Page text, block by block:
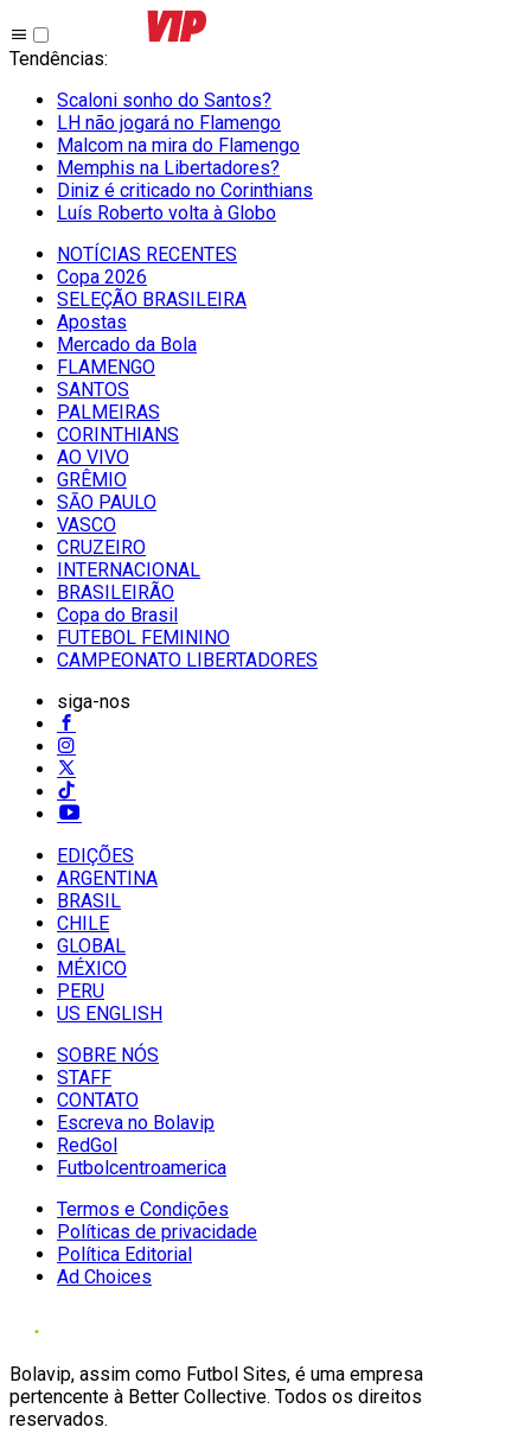
Tendências:
Scaloni sonho do Santos?
LH não jogará no Flamengo
Malcom na mira do Flamengo
Memphis na Libertadores?
Diniz é criticado no Corinthians
Luís Roberto volta à Globo
NOTÍCIAS RECENTES
Copa 2026
SELEÇÃO BRASILEIRA
Apostas
Mercado da Bola
FLAMENGO
SANTOS
PALMEIRAS
CORINTHIANS
AO VIVO
GRÊMIO
SĀO PAULO
VASCO
CRUZEIRO
INTERNACIONAL
BRASILEIRÃO
Copa do Brasil
FUTEBOL FEMININO
CAMPEONATO LIBERTADORES
siga-nos
EDIÇÕES
ARGENTINA
BRASIL
CHILE
GLOBAL
MÉXICO
PERU
US ENGLISH
SOBRE NÓS
STAFF
CONTATO
Escreva no Bolavip
RedGol
Futbolcentroamerica
Termos e Condições
Políticas de privacidade
Política Editorial
Ad Choices
Bolavip, assim como Futbol Sites, é uma empresa
pertencente à Better Collective. Todos os direitos
reservados.